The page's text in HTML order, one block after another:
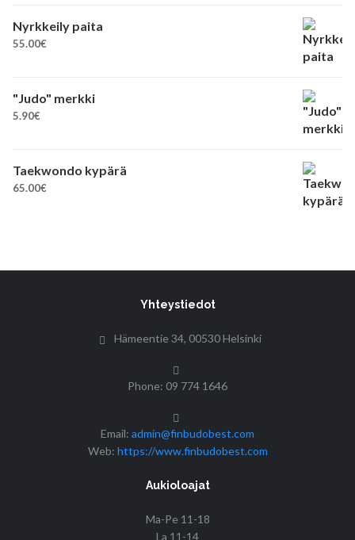
Nyrkkeily paita
55.00€
"Judo" merkki
5.90€
Taekwondo kypärä
65.00€
Yhteystiedot
Hämeentie 34, 00530 Helsinki
Phone: 09 774 1646
Email: admin@finbudobest.com
Web: https://www.finbudobest.com
Aukioloajat
Ma-Pe 11-18
La 11-14